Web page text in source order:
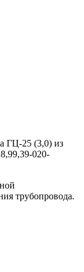
ГЦ-25 (3,0) из
020-
трубопровода.